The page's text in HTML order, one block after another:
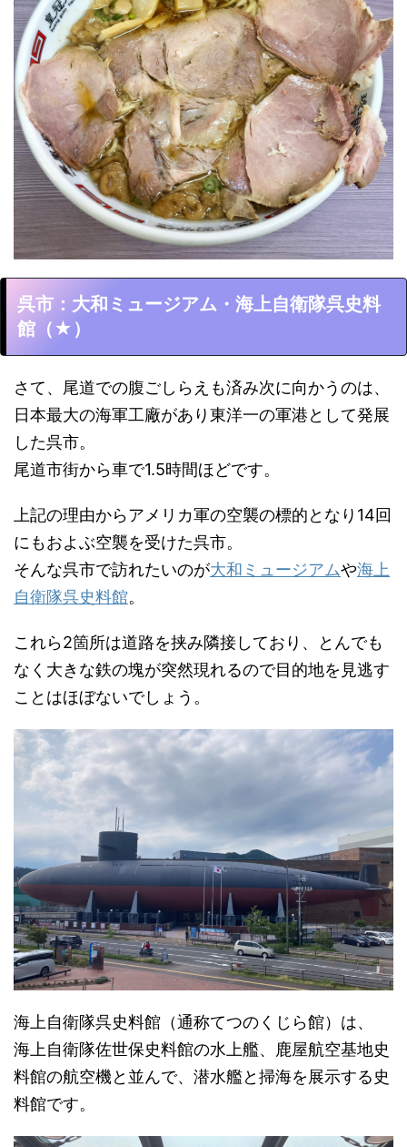
呉市：大和ミュージアム・海上自衛隊呉史料
館（★）
さて、尾道での腹ごしらえも済み次に向かうのは、
日本最大の海軍工廠があり東洋一の軍港として発展
した呉市。
尾道市街から車で1.5時間ほどです。
上記の理由からアメリカ軍の空襲の標的となり14回
にもおよぶ空襲を受けた呉市。
そんな呉市で訪れたいのが大和ミュージアムや海上
自衛隊呉史料館。
これら2箇所は道路を挟み隣接しており、とんでも
なく大きな鉄の塊が突然現れるので目的地を見逃す
ことはほぼないでしょう。
海上自衛隊呉史料館（通称てつのくじら館）は、
海上自衛隊佐世保史料館の水上艦、鹿屋航空基地史
料館の航空機と並んで、潜水艦と掃海を展示する史
料館です。